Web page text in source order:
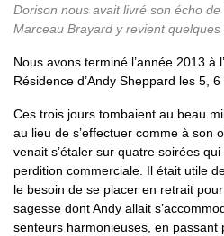
Dorison nous avait livré son écho de
Marceau Brayard y revient quelques
Nous avons terminé l’année 2013 à
Résidence d’Andy Sheppard les 5, 6
Ces trois jours tombaient au beau
au lieu de s’effectuer comme à son
venait s’étaler sur quatre soirées
perdition commerciale. Il était utile
le besoin de se placer en retrait
sagesse dont Andy allait
senteurs harmonieuses, en